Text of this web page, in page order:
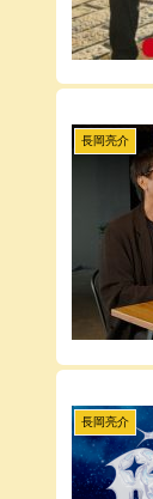
長岡亮介
長岡亮介